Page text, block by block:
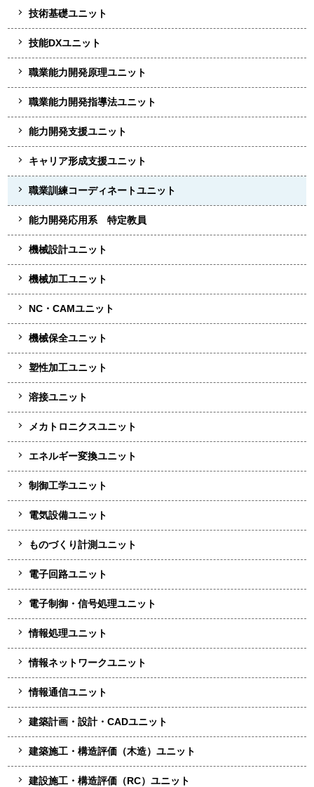
技術基礎ユニット
技能DXユニット
職業能力開発原理ユニット
職業能力開発指導法ユニット
能力開発支援ユニット
キャリア形成支援ユニット
職業訓練コーディネートユニット
能力開発応用系 特定教員
機械設計ユニット
機械加工ユニット
NC・CAMユニット
機械保全ユニット
塑性加工ユニット
溶接ユニット
メカトロニクスユニット
エネルギー変換ユニット
制御工学ユニット
電気設備ユニット
ものづくり計測ユニット
電子回路ユニット
電子制御・信号処理ユニット
情報処理ユニット
情報ネットワークユニット
情報通信ユニット
建築計画・設計・CADユニット
建築施工・構造評価（木造）ユニット
建設施工・構造評価（RC）ユニット